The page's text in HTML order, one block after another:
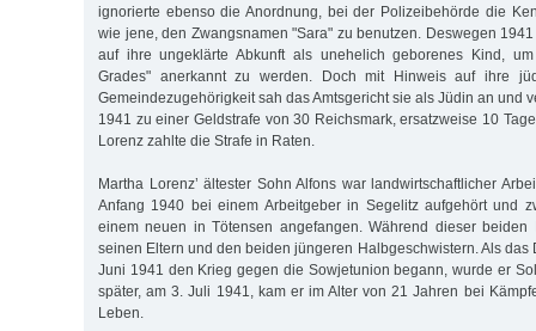
ignorierte ebenso die Anordnung, bei der Polizeibehörde die
wie jene, den Zwangsnamen "Sara" zu benutzen. Deswegen
auf ihre ungeklärte Abkunft als unehelich geborenes Kind,
Grades" anerkannt zu werden. Doch mit Hinweis auf ihre
Gemeindezugehörigkeit sah das Amtsgericht sie als Jüdin an und
1941 zu einer Geldstrafe von 30 Reichsmark, ersatzweise 10
Lorenz zahlte die Strafe in Raten.
Martha Lorenz’ ältester Sohn Alfons war landwirtschaftlicher
Anfang 1940 bei einem Arbeitgeber in Segelitz aufgehört und
einem neuen in Tötensen angefangen. Während dieser
seinen Eltern und den beiden jüngeren Halbgeschwistern. Als das
Juni 1941 den Krieg gegen die Sowjetunion begann, wurde er
später, am 3. Juli 1941, kam er im Alter von 21 Jahren bei
Leben.